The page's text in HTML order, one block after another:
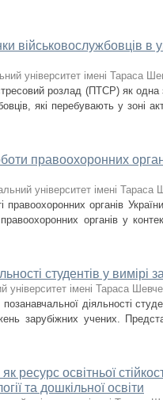
військовослужбовців в
університет імені Тараса
розлад (ПТСР) як одна
які перебувають у зоні
правоохоронних
університет імені Тараса
правоохоронних органів
органів у
студентів у вимірі
університет імені Тараса
діяльності
зарубіжних учених.
освітньої
та дошкільної освіти